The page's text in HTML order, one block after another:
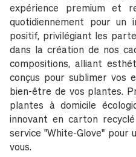
expérience premium et
quotidiennement pour un
positif, privilégiant les
dans la création de nos
compositions, alliant
conçus pour sublimer vos
bien-être de vos plantes.
plantes à domicile
innovant en carton
service "White-Glove" pour
vous.